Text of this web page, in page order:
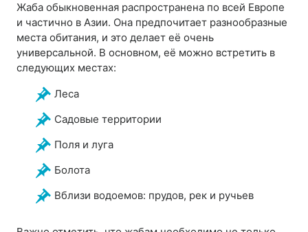
Жаба обыкновенная распространена по всей Европе
и частично в Азии. Она предпочитает разнообразные
места обитания, и это делает её очень
универсальной. В основном, её можно встретить в
следующих местах:
Леса
Садовые территории
Поля и луга
Болота
Вблизи водоемов: прудов, рек и ручьев